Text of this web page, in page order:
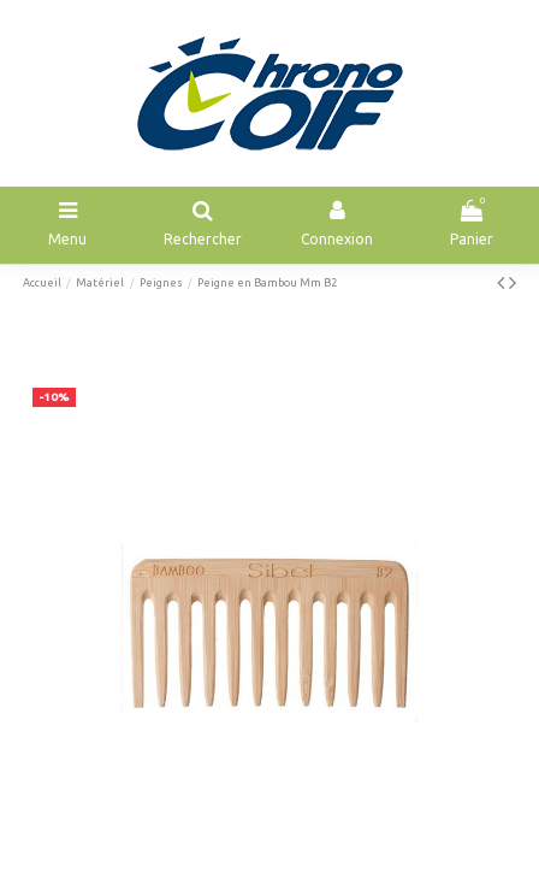
Menu Rechercher Connexion
0
Panier
Accueil Matériel Peignes Peigne en Bambou Mm B2
-10%